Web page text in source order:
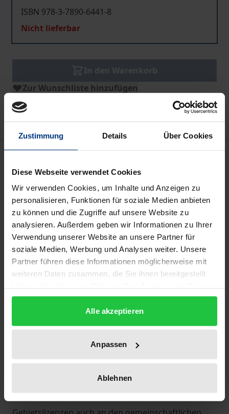
Zustimmung Details Über Cookies
Diese Webseite verwendet Cookies
Wir verwenden Cookies, um Inhalte und Anzeigen zu
personalisieren, Funktionen für soziale Medien anbieten
zu können und die Zugriffe auf unsere Website zu
analysieren. Außerdem geben wir Informationen zu Ihrer
Verwendung unserer Website an unsere Partner für
soziale Medien, Werbung und Analysen weiter. Unsere
Partner führen diese Informationen möglicherweise mit
weiteren Daten zusammen, die Sie ihnen bereitgestellt
gesammelt haben.
Alle akzeptieren
Anpassen
Ablehnen
ISBN 978-3-7890-6441-8
Nicht lieferbar
In den Warenkorb
Zur Wunschliste hinzufügen
Hinweise zu Versandkosten
Beschreibung
Die Globalisierung hat auch im Bereich des geistigen
Eigentums die Exporte ansteigen lassen und zu
einem Bedürfnis nach grenzüberschreitendem
Schutz geführt. Auf Drängen der Wirtschaft hat die
EG deshalb 1994 für Marken und Pflanzensorten
gemeinschaftliche gewerbliche Schutzrechte
geschaffen. Die neuen Schutzrechte lassen jedoch
das klassische Mittel des Technologietransfers –
Der Autor klärt das Verhältnis der EGV-Auslegung
durch den EuGH und dem nachfolgenden
einzelnen gewerblichen Schutzrechten. Trotz des
unklaren Gesetzeswortlauts hält er exklusive